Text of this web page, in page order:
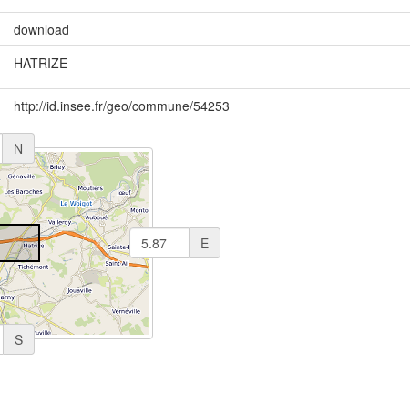
download
HATRIZE
http://id.insee.fr/geo/commune/54253
N
S
E